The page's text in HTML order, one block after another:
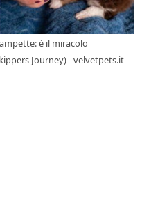
è il miracolo
Journey) - velvetpets.it